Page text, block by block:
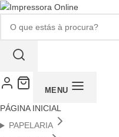
produtos
MENU
PÁGINA INICIAL
PAPELARIA